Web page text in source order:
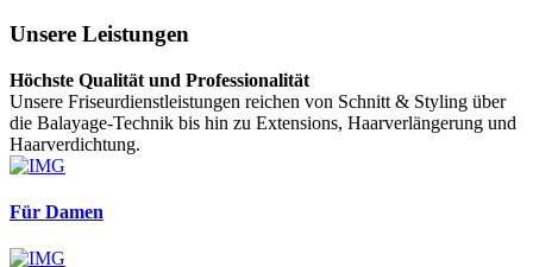
Unsere Leistungen
Höchste Qualität und Professionalität
Unsere Friseurdienstleistungen reichen von Schnitt & Styling über
die Balayage-Technik bis hin zu Extensions, Haarverlängerung und
Haarverdichtung.
Für Damen